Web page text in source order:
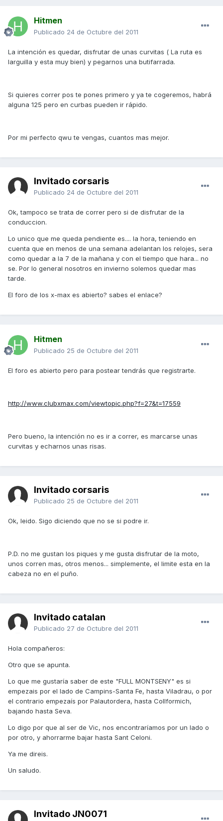
Hitmen
Publicado 24 de Octubre del 2011
La intención es quedar, disfrutar de unas curvitas ( La ruta es
larguilla y esta muy bien) y pegarnos una butifarrada.
Si quieres correr pos te pones primero y ya te cogeremos, habrá
alguna 125 pero en curbas pueden ir rápido.
Por mi perfecto qwu te vengas, cuantos mas mejor.
Invitado corsaris
Publicado 24 de Octubre del 2011
Ok, tampoco se trata de correr pero si de disfrutar de la
conduccion.
Lo unico que me queda pendiente es.... la hora, teniendo en
cuenta que en menos de una semana adelantan los relojes, sera
como quedar a la 7 de la mañana y con el tiempo que hara... no
se. Por lo general nosotros en invierno solemos quedar mas
tarde.
El foro de los x-max es abierto? sabes el enlace?
Hitmen
Publicado 25 de Octubre del 2011
El foro es abierto pero para postear tendrás que registrarte.
http://www.clubxmax.com/viewtopic.php?f=27&t=17559
Pero bueno, la intención no es ir a correr, es marcarse unas
curvitas y echarnos unas risas.
Invitado corsaris
Publicado 25 de Octubre del 2011
Ok, leido. Sigo diciendo que no se si podre ir.
P.D. no me gustan los piques y me gusta disfrutar de la moto,
unos corren mas, otros menos... simplemente, el limite esta en la
cabeza no en el puño.
Invitado catalan
Publicado 27 de Octubre del 2011
Hola compañeros:
Otro que se apunta.
Lo que me gustaría saber de este "FULL MONTSENY" es si
empezais por el lado de Campins-Santa Fe, hasta Viladrau, o por
el contrario empezaís por Palautordera, hasta Collformich,
bajando hasta Seva.
Lo digo por que al ser de Vic, nos encontraríamos por un lado o
por otro, y ahorrarme bajar hasta Sant Celoni.
Ya me direis.
Un saludo.
Invitado JN0071